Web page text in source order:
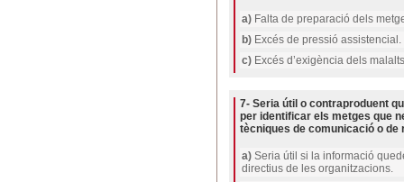
a) Falta de preparació dels
b) Excés de pressió assistencial.
c) Excés d’exigència dels
7- Seria útil o contraproduent
per identificar els metges que
tècniques de comunicació o
a) Seria útil si la informació
directius de les organitzacions.